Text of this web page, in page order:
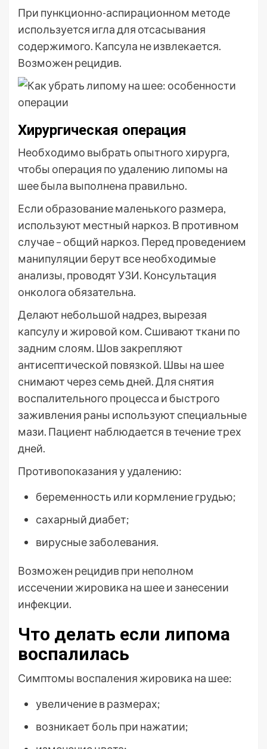
При пункционно-аспирационном методе
используется игла для отсасывания
содержимого. Капсула не извлекается.
Возможен рецидив.
Хирургическая операция
Необходимо выбрать опытного хирурга,
чтобы операция по удалению липомы на
шее была выполнена правильно.
Если образование маленького размера,
используют местный наркоз. В противном
случае – общий наркоз. Перед проведением
манипуляции берут все необходимые
анализы, проводят УЗИ. Консультация
онколога обязательна.
Делают небольшой надрез, вырезая
капсулу и жировой ком. Сшивают ткани по
задним слоям. Шов закрепляют
антисептической повязкой. Швы на шее
снимают через семь дней. Для снятия
воспалительного процесса и быстрого
заживления раны используют специальные
мази. Пациент наблюдается в течение трех
дней.
Противопоказания у удалению:
беременность или кормление грудью;
сахарный диабет;
вирусные заболевания.
Возможен рецидив при неполном
иссечении жировика на шее и занесении
инфекции.
Что делать если липома
воспалилась
Симптомы воспаления жировика на шее:
увеличение в размерах;
возникает боль при нажатии;